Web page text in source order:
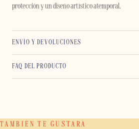
protección y un diseño artístico atemporal.
ENVÍO Y DEVOLUCIONES
FAQ DEL PRODUCTO
TAMBIÉN TE GUSTARÁ